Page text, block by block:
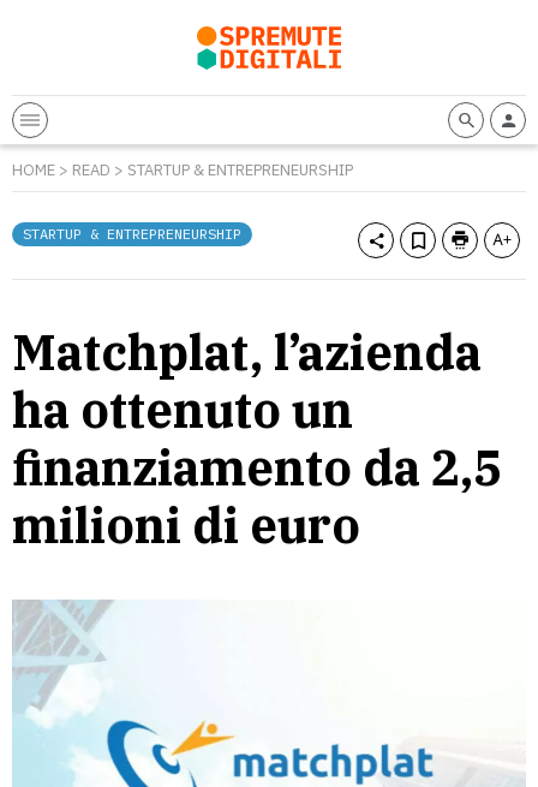
HOME > READ > STARTUP & ENTREPRENEURSHIP
STARTUP & ENTREPRENEURSHIP
Matchplat, l’azienda
ha ottenuto un
finanziamento da 2,5
milioni di euro